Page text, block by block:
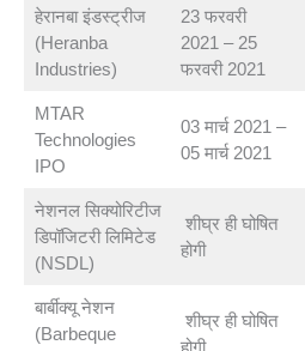
हेरानबा इंडस्ट्रीज
(Heranba
Industries)
23 फरवरी
2021 – 25
फरवरी 2021
MTAR
Technologies
IPO
03 मार्च 2021 –
05 मार्च 2021
नेशनल सिक्योरिटीज
डिपॉजिटरी लिमिटेड
(NSDL)
शीघ्र ही घोषित
होगी
बार्बीक्यू नेशन
(Barbeque
शीघ्र ही घोषित